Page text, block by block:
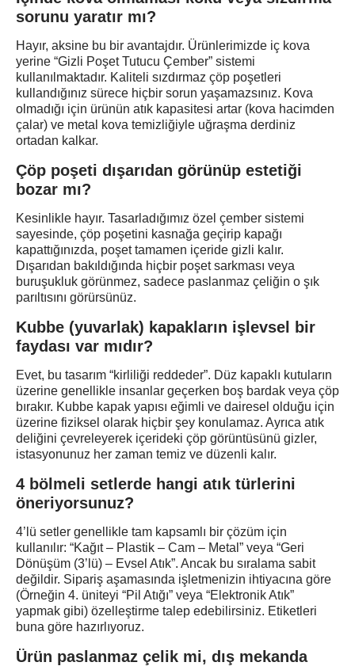
sorunu yaratır mı?
Hayır, aksine bu bir avantajdır. Ürünlerimizde iç kova
yerine “Gizli Poşet Tutucu Çember” sistemi
kullanılmaktadır. Kaliteli sızdırmaz çöp poşetleri
kullandığınız sürece hiçbir sorun yaşamazsınız. Kova
olmadığı için ürünün atık kapasitesi artar (kova hacimden
çalar) ve metal kova temizliğiyle uğraşma derdiniz
ortadan kalkar.
Çöp poşeti dışarıdan görünüp estetiği
bozar mı?
Kesinlikle hayır. Tasarladığımız özel çember sistemi
sayesinde, çöp poşetini kasnağa geçirip kapağı
kapattığınızda, poşet tamamen içeride gizli kalır.
Dışarıdan bakıldığında hiçbir poşet sarkması veya
buruşukluk görünmez, sadece paslanmaz çeliğin o şık
parıltısını görürsünüz.
Kubbe (yuvarlak) kapakların işlevsel bir
faydası var mıdır?
Evet, bu tasarım “kirliliği reddeder”. Düz kapaklı kutuların
üzerine genellikle insanlar geçerken boş bardak veya çöp
bırakır. Kubbe kapak yapısı eğimli ve dairesel olduğu için
üzerine fiziksel olarak hiçbir şey konulamaz. Ayrıca atık
deliğini çevreleyerek içerideki çöp görüntüsünü gizler,
istasyonunuz her zaman temiz ve düzenli kalır.
4 bölmeli setlerde hangi atık türlerini
öneriyorsunuz?
4’lü setler genellikle tam kapsamlı bir çözüm için
kullanılır: “Kağıt – Plastik – Cam – Metal” veya “Geri
Dönüşüm (3’lü) – Evsel Atık”. Ancak bu sıralama sabit
değildir. Sipariş aşamasında işletmenizin ihtiyacına göre
(Örneğin 4. üniteyi “Pil Atığı” veya “Elektronik Atık”
yapmak gibi) özelleştirme talep edebilirsiniz. Etiketleri
buna göre hazırlıyoruz.
Ürün paslanmaz çelik mi, dış mekanda